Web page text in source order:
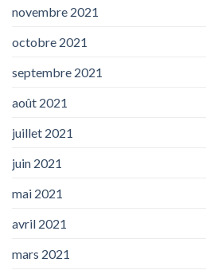
novembre 2021
octobre 2021
septembre 2021
août 2021
juillet 2021
juin 2021
mai 2021
avril 2021
mars 2021